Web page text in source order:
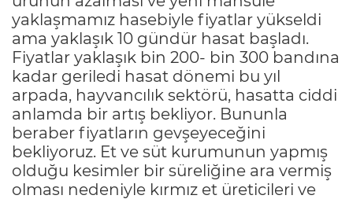
yaklaşmamız hasebiyle fiyatlar yükseldi
ama yaklaşık 10 gündür hasat başladı.
Fiyatlar yaklaşık bin 200- bin 300 bandına
kadar geriledi hasat dönemi bu yıl
arpada, hayvancılık sektörü, hasatta ciddi
anlamda bir artış bekliyor. Bununla
beraber fiyatların gevşeyeceğini
bekliyoruz. Et ve süt kurumunun yapmış
olduğu kesimler bir süreliğine ara vermiş
olması nedeniyle kırmız et üreticileri ve